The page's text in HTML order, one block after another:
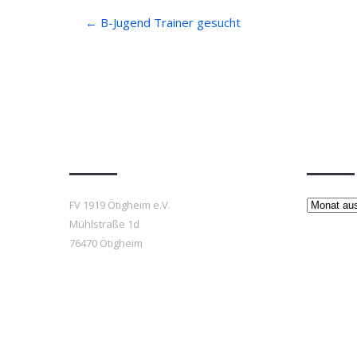
navigation
← B-Jugend Trainer gesucht
FV 1919 Ötigheim e.V.
Mühlstraße 1d
76470 Ötigheim
Beiträge